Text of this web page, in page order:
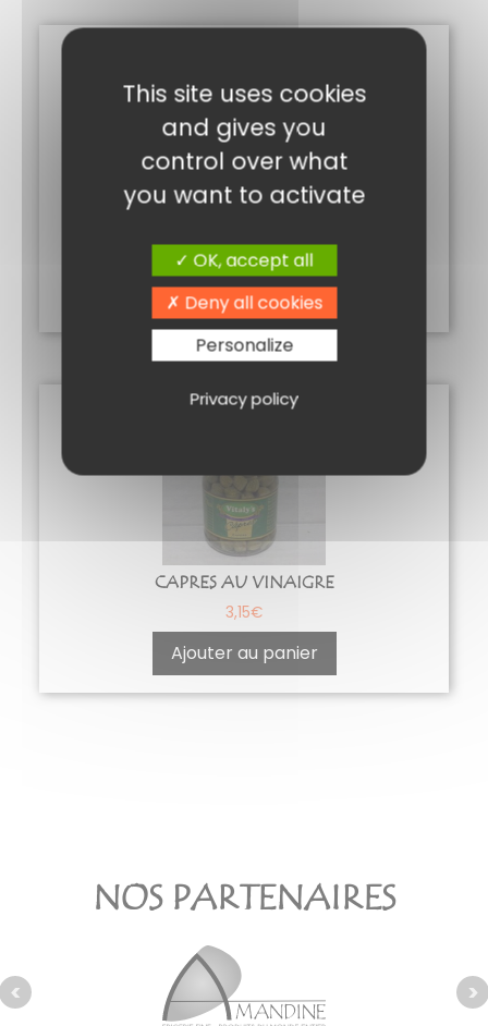
13,40€
Ajouter au panier
CAPRES AU VINAIGRE
3,15€
Ajouter au panier
NOS PARTENAIRES
This site uses cookies
and gives you
control over what
you want to activate
OK, accept all
Deny all cookies
Personalize
Privacy policy